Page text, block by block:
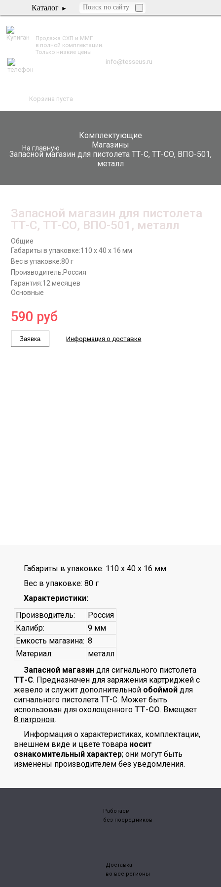
Каталог
Продажа СХП и ММГ
в полной комплектации.
Только низкие цены
info@tesseus.ru
Корзина пуста
Комплектующие
Магазины
Запасной магазин для пистолета ТТ-С, ТТ-СО, ВПО-501,
металл
На главную
Запасной магазин для пистолета
ТТ-С, ТТ-СО, ВПО-501, металл
Общие
Габариты в упаковке:110 x 40 x 16 мм
Вес в упаковке:80 г
Производитель:Россия
Гарантия:12 месяцев
Основные
590 руб
Заявка Информация о доставке
Габариты в упаковке: 110 x 40 x 16 мм
Вес в упаковке: 80 г
Характеристики:
Производитель:
Россия
Калибр:
9 мм
Емкость магазина: 8
Материал:
металл
Запасной магазин для сигнального пистолета
ТТ-С. Предназначен для заряжения картриджей с
жевело и служит дополнительной обоймой для
сигнального пистолета ТТ-С. Может быть
использован для охолощенногоТТ-СО. Вмещает
8 патронов.
Информация о характеристиках, комплектации,
внешнем виде и цвете товара носит
ознакомительный характер; они могут быть
изменены производителем без уведомления.
Работаем
без посредников
Доставка
во все регионы